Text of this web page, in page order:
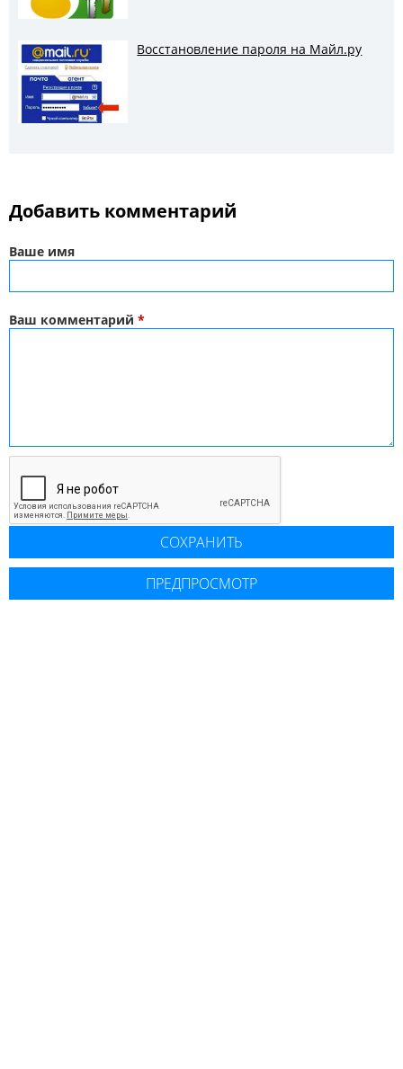
Восстановление пароля на Майл.ру
Добавить комментарий
Ваше имя
Ваш комментарий *